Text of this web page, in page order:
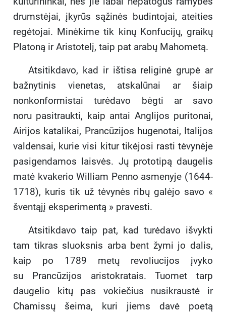
drumstėjai, įkyrūs sąžinės budintojai, ateities
regėtojai. Minėkime tik kinų Konfucijų, graikų
Platoną ir Aristotelį, taip pat arabų Mahometą.
Atsitikdavo, kad ir ištisa religinė grupė ar
bažnytinis vienetas, atskalūnai ar šiaip
nonkonformistai turėdavo bėgti ar savo
noru pasitraukti, kaip antai Anglijos puritonai,
Airijos katalikai, Prancūzijos hugenotai, Italijos
valdensai, kurie visi kitur tikėjosi rasti tėvynėje
pasigendamos laisvės. Jų prototipą daugelis
matė kvakerio William Penno asmenyje (1644-
1718), kuris tik už tėvynės ribų galėjo savo «
šventąjį eksperimentą » pravesti.
Atsitikdavo taip pat, kad turėdavo išvykti
tam tikras sluoksnis arba bent žymi jo dalis,
kaip po 1789 metų revoliucijos įvyko
su Prancūzijos aristokratais. Tuomet tarp
daugelio kitų pas vokiečius nusikraustė ir
Chamissų šeima, kuri jiems davė poetą